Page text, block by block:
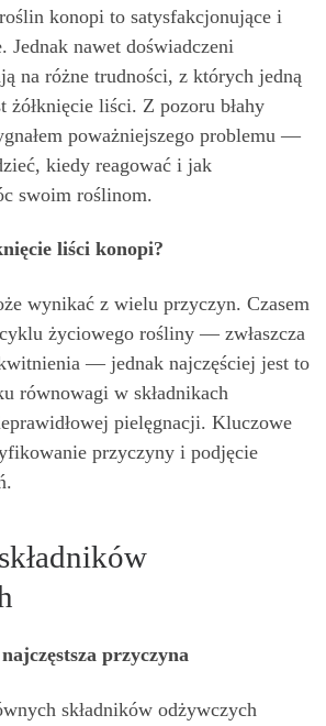
konopi to satysfakcjonujące i
Jednak nawet doświadczeni
na różne trudności, z których jedną
żółknięcie liści. Z pozoru błahy
poważniejszego problemu —
kiedy reagować i jak
swoim roślinom.
liści konopi?
wynikać z wielu przyczyn. Czasem
życiowego rośliny — zwłaszcza
— jednak najczęściej jest to
równowagi w składnikach
pielęgnacji. Kluczowe
przyczyny i podjęcie
przyczyna
składników odżywczych